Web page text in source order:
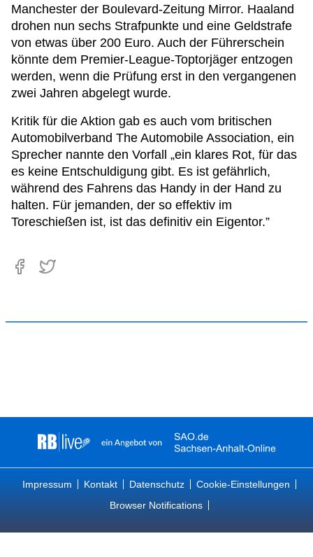
Manchester der Boulevard-Zeitung Mirror. Haaland
drohen nun sechs Strafpunkte und eine Geldstrafe
von etwas über 200 Euro. Auch der Führerschein
könnte dem Premier-League-Toptorjäger entzogen
werden, wenn die Prüfung erst in den vergangenen
zwei Jahren abgelegt wurde.
Kritik für die Aktion gab es auch vom britischen
Automobilverband The Automobile Association, ein
Sprecher nannte den Vorfall „ein klares Rot, für das
es keine Entschuldigung gibt. Es ist gefährlich,
während des Fahrens das Handy in der Hand zu
halten. Für jemanden, der so effektiv im
Toreschießen ist, ist das definitiv ein Eigentor.”
Impressum Kontakt Datenschutz
Cookie-Einstellungen
Browser Notifications